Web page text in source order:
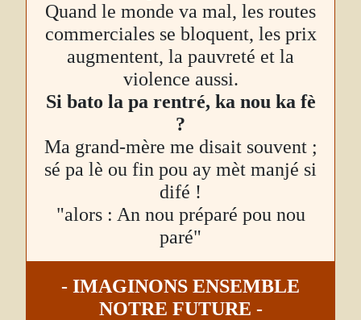
Quand le monde va mal, les routes
commerciales se bloquent, les prix
augmentent, la pauvreté et la
violence aussi.
Si bato la pa rentré, ka nou ka fè
?
Ma grand-mère me disait souvent ;
sé pa lè ou fin pou ay mèt manjé si
difé !
"alors : An nou préparé pou nou
paré"
- IMAGINONS ENSEMBLE
NOTRE FUTURE -